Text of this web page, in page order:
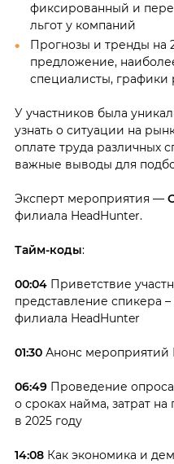
фиксированный и
льгот у компаний
Прогнозы и тренды на
предложение,
специалисты, графики
У участников была
узнать о ситуации на
оплате труда различных
важные выводы для
Эксперт мероприятия —
филиала HeadHunter.
Тайм-коды:
00:04Приветствие
представление спикера
филиала HeadHunter
01:30Анонс мероприятий
06:49 Проведение
о сроках найма, затрат
в 2025 году
14:08Как экономика и